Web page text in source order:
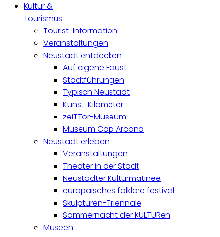
Kultur &
Tourismus
Tourist-Information
Veranstaltungen
Neustadt entdecken
Auf eigene Faust
Stadtführungen
Typisch Neustadt
Kunst-Kilometer
zeiTTor-Museum
Museum Cap Arcona
Neustadt erleben
Veranstaltungen
Theater in der Stadt
Neustädter Kulturmatinee
europäisches folklore festival
Skulpturen-Triennale
Sommernacht der KULTURen
Museen